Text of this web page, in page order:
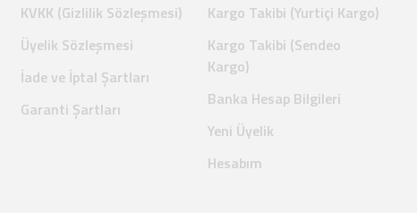
KVKK (Gizlilik Sözleşmesi)
Üyelik Sözleşmesi
İade ve İptal Şartları
Garanti Şartları
Kargo Takibi (Yurtiçi Kargo)
Kargo Takibi (Sendeo
Kargo)
Banka Hesap Bilgileri
Yeni Üyelik
Hesabım